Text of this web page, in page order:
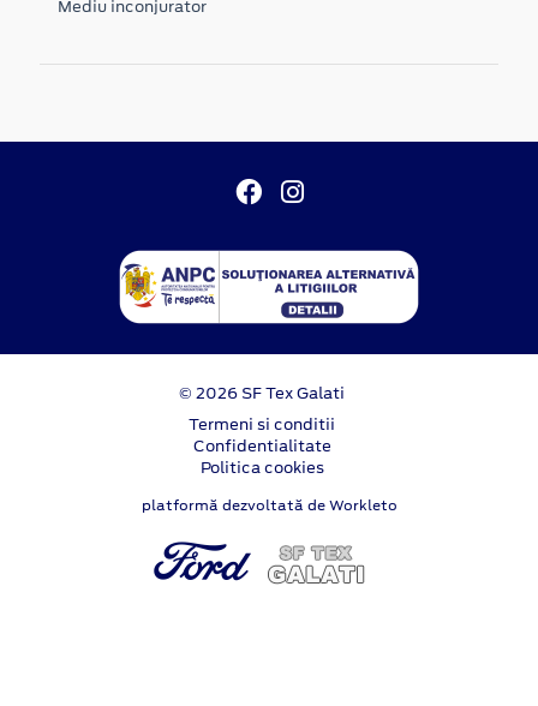
Mediu inconjurator
© 2026 SF Tex Galati
Termeni si conditii
Confidentialitate
Politica cookies
platformă dezvoltată de Workleto